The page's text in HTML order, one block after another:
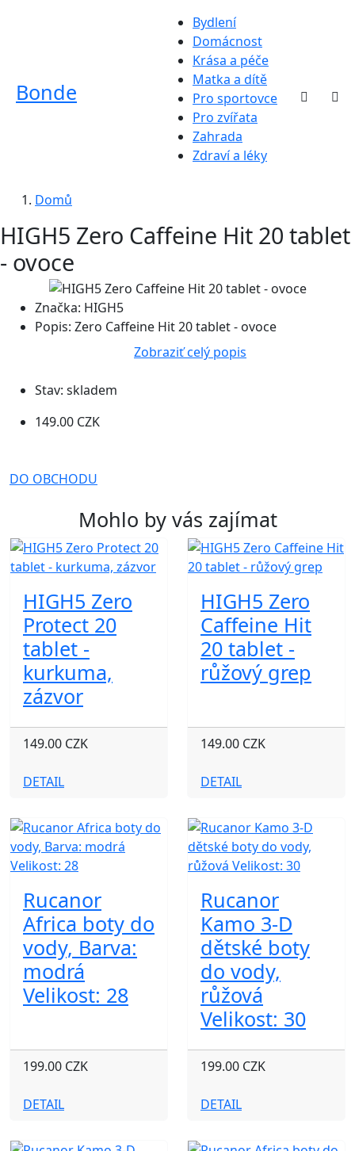
Bonde
Bydlení
Domácnost
Krása a péče
Matka a dítě
Pro sportovce
Pro zvířata
Zahrada
Zdraví a léky
Domů
HIGH5 Zero Caffeine Hit 20 tablet
- ovoce
Značka: HIGH5
Popis: Zero Caffeine Hit 20 tablet - ovoce
Zobraziť celý popis
Stav: skladem
149.00 CZK
DO OBCHODU
Mohlo by vás zajímat
HIGH5 Zero
Protect 20
tablet -
kurkuma,
zázvor
149.00 CZK
DETAIL
HIGH5 Zero
Caffeine Hit
20 tablet -
růžový grep
149.00 CZK
DETAIL
Rucanor
Africa boty do
vody, Barva:
modrá
Velikost: 28
199.00 CZK
DETAIL
Rucanor
Kamo 3-D
dětské boty
do vody,
růžová
Velikost: 30
199.00 CZK
DETAIL